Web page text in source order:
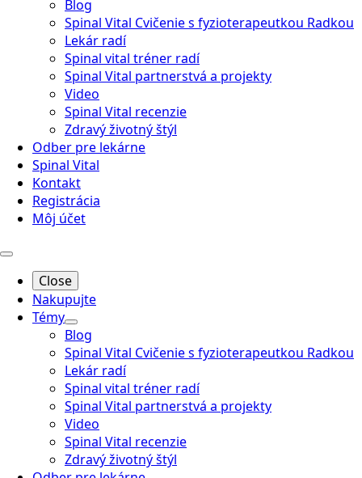
Blog
Spinal Vital Cvičenie s fyzioterapeutkou Radkou
Lekár radí
Spinal vital tréner radí
Spinal Vital partnerstvá a projekty
Video
Spinal Vital recenzie
Zdravý životný štýl
Odber pre lekárne
Spinal Vital
Kontakt
Registrácia
Môj účet
Close
Nakupujte
Témy
Blog
Spinal Vital Cvičenie s fyzioterapeutkou Radkou
Lekár radí
Spinal vital tréner radí
Spinal Vital partnerstvá a projekty
Video
Spinal Vital recenzie
Zdravý životný štýl